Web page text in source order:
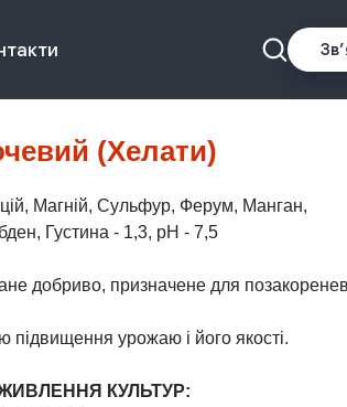
(Хелати)
Магній, Сульфур, Ферум, Манган,
Густина - 1,3, рН - 7,5
добриво, призначене для
підвищення урожаю і його якості.
КУЛЬТУР: